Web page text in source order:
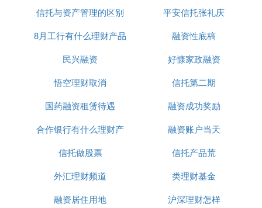
总而言之，理财手法也需与人的个性相搭配。懒人绝
对也有懒人投资法，但至少大家先得搞清楚自己的理
财目标与风险承担力，这样才有办法控管自己的财务
Ⅱ 十月一期间可以赎回理财吗
在十来月一日至十月七源日期间，因是放假七天，理
财不能赎回。
理财规划：
1、回顾自己的资产状况
包括存量资产和未来收入的预期，知道有多少财可以
信托与资产管理的区别
平安信托张礼庆
8月工行有什么理财产品
融资性底稿
民兴融资
好慷家政融资
悟空理财取消
信托第二期
国药融资租赁待遇
融资成功奖励
合作银行有什么理财产
品
融资账户当天
信托做股票
信托产品荒
外汇理财频道
类理财基金
融资居住用地
沪深理财怎样